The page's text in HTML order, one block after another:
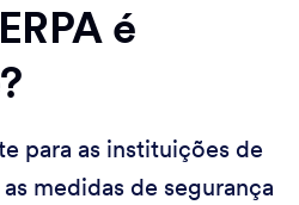
é
para as instituições de
medidas de segurança